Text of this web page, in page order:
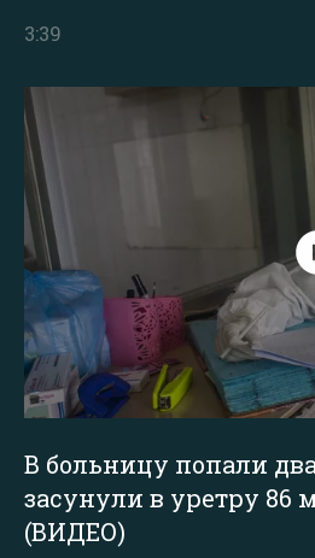
3:39
В больницу попали
засунули в уретру
(ВИДЕО)